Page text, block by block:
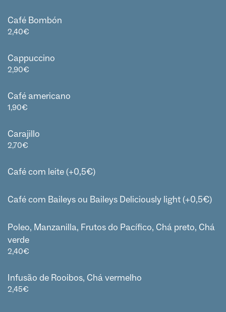
Café Bombón
2,40€
Cappuccino
2,90€
Café americano
1,90€
Carajillo
2,70€
Café com leite (+0,5€)
Café com Baileys ou Baileys Deliciously light (+0,5€)
Poleo, Manzanilla, Frutos do Pacífico, Chá preto, Chá
verde
2,40€
Infusão de Rooibos, Chá vermelho
2,45€